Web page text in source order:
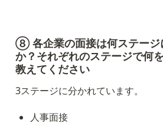
⑧ 各企業の面接は何ステージ
か？それぞれのステージで何
教えてください
3ステージに分かれています。
人事面接